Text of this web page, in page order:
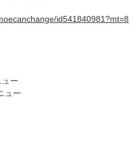
id541840981?mt=8
ー
ー